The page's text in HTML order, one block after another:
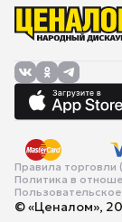
Размеры
лица
Правила торговли
Политика в
© «Ценалом»,